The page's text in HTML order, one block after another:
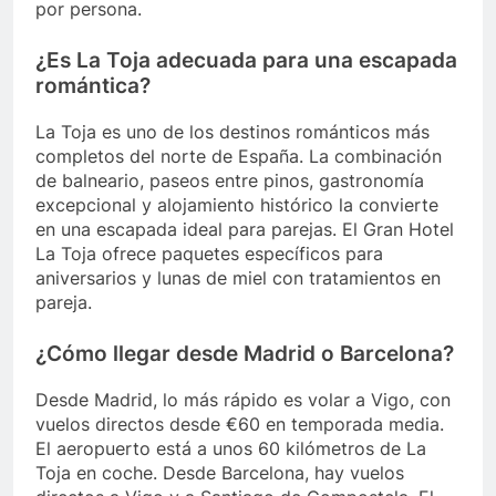
por persona.
¿Es La Toja adecuada para una escapada
romántica?
La Toja es uno de los destinos románticos más
completos del norte de España. La combinación
de balneario, paseos entre pinos, gastronomía
excepcional y alojamiento histórico la convierte
en una escapada ideal para parejas. El Gran Hotel
La Toja ofrece paquetes específicos para
aniversarios y lunas de miel con tratamientos en
pareja.
¿Cómo llegar desde Madrid o Barcelona?
Desde Madrid, lo más rápido es volar a Vigo, con
vuelos directos desde €60 en temporada media.
El aeropuerto está a unos 60 kilómetros de La
Toja en coche. Desde Barcelona, hay vuelos